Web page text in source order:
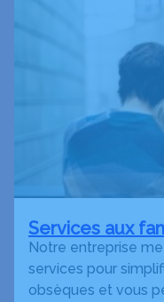
Services aux
Notre entreprise
services pour
obsèques et vous